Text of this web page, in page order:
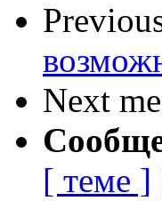
Next
[ теме ]